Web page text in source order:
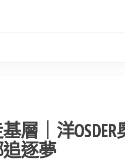
層｜洋
逐夢